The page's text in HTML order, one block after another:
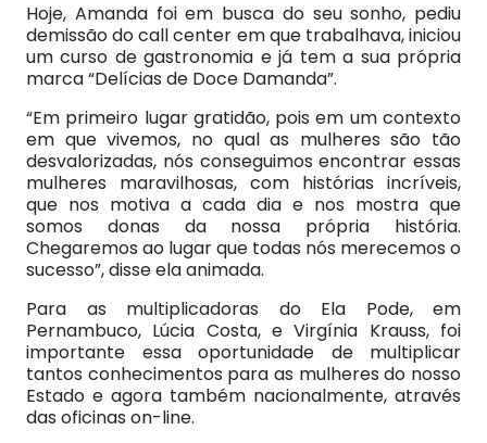
Hoje, Amanda foi em busca do seu sonho, pediu
demissão do call center em que trabalhava, iniciou
um curso de gastronomia e já tem a sua própria
marca “Delícias de Doce Damanda”.
“Em primeiro lugar gratidão, pois em um contexto
em que vivemos, no qual as mulheres são tão
desvalorizadas, nós conseguimos encontrar essas
mulheres maravilhosas, com histórias incríveis,
que nos motiva a cada dia e nos mostra que
somos donas da nossa própria história.
Chegaremos ao lugar que todas nós merecemos o
sucesso”, disse ela animada.
Para as multiplicadoras do Ela Pode, em
Pernambuco, Lúcia Costa, e Virgínia Krauss, foi
importante essa oportunidade de multiplicar
tantos conhecimentos para as mulheres do nosso
Estado e agora também nacionalmente, através
das oficinas on-line.